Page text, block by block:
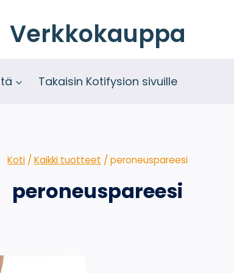
Verkkokauppa
Takaisin Kotifysion sivuille
Koti / Kaikki tuotteet / peroneuspareesi
peroneuspareesi